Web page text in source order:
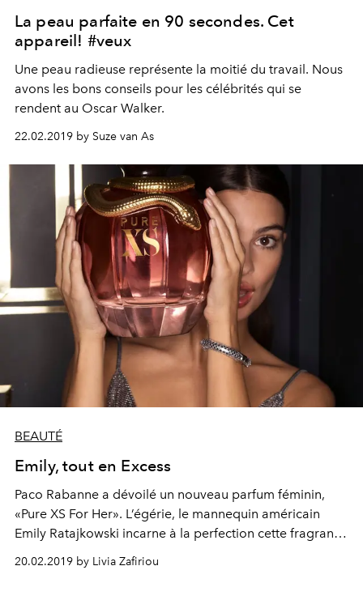
La peau parfaite en 90 secondes. Cet
appareil! #veux
Une peau radieuse représente la moitié du travail. Nous
avons les bons conseils pour les célébrités qui se
rendent au Oscar Walker.
22.02.2019 by Suze van As
BEAUTÉ
Emily, tout en Excess
Paco Rabanne a dévoilé un nouveau parfum féminin,
«Pure XS For Her». L’égérie, le mannequin américain
Emily Ratajkowski incarne à la perfection cette fragrance
20.02.2019 by Livia Zafiriou